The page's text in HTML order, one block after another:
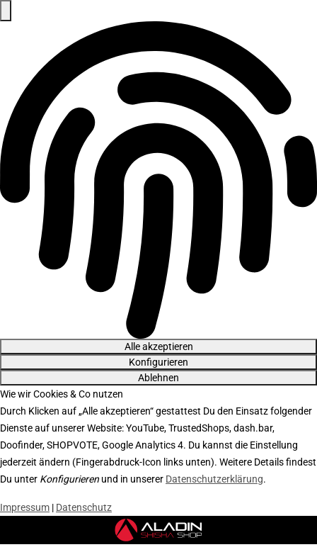
Alle akzeptieren
Konfigurieren
Ablehnen
Wie wir Cookies & Co nutzen
Durch Klicken auf „Alle akzeptieren“ gestattest Du den Einsatz folgender
Dienste auf unserer Website: YouTube, TrustedShops, dash.bar,
Doofinder, SHOPVOTE, Google Analytics 4. Du kannst die Einstellung
jederzeit ändern (Fingerabdruck-Icon links unten). Weitere Details findest
Du unter Konfigurieren und in unserer Datenschutzerklärung.
Impressum | Datenschutz